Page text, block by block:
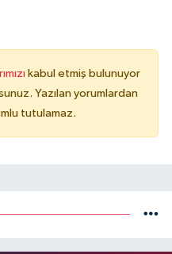
kabul etmiş bulunuyor
Yazılan yorumlardan
tutulamaz.